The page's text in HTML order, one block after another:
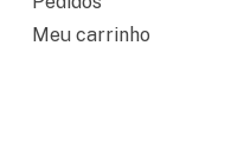
Meu carrinho